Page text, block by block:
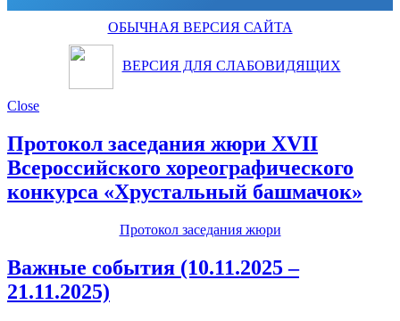
ОБЫЧНАЯ ВЕРСИЯ САЙТА
ВЕРСИЯ ДЛЯ СЛАБОВИДЯЩИХ
Close
Протокол заседания жюри XVII
Всероссийского хореографического
конкурса «Хрустальный башмачок»
Протокол заседания жюри
Важные события (10.11.2025 –
21.11.2025)